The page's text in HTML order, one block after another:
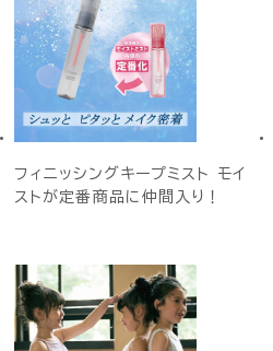
フィニッシングキープミスト モイ
ストが定番商品に仲間入り！